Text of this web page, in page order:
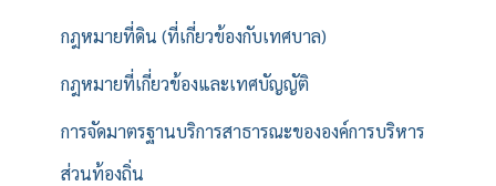
กฎหมายที่ดิน (ที่เกี่ยวข้องกับเทศบาล)
กฎหมายที่เกี่ยวข้องและเทศบัญญัติ
การจัดมาตรฐานบริการสาธารณะขององค์การบริหาร
ส่วนท้องถิ่น